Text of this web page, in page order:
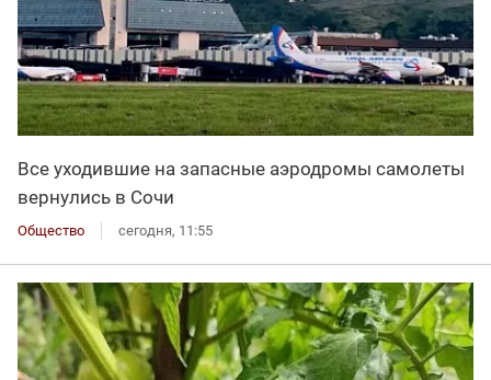
Все уходившие на запасные аэродромы самолеты
вернулись в Сочи
Общество сегодня, 11:55